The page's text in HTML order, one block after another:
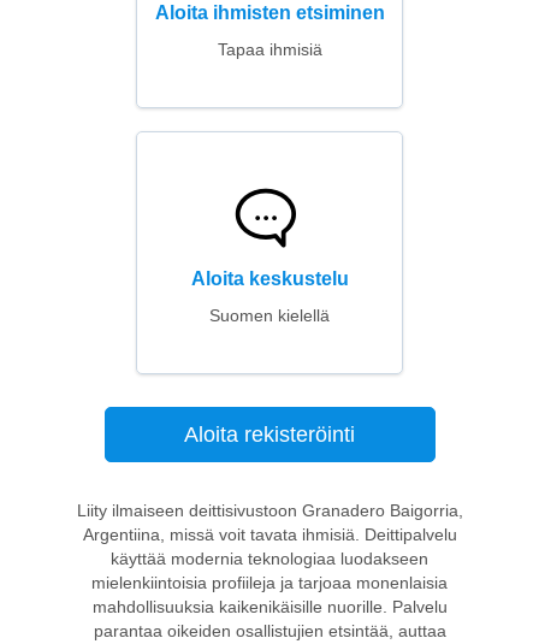
Aloita ihmisten etsiminen
Tapaa ihmisiä
Aloita keskustelu
Suomen kielellä
Aloita rekisteröinti
Liity ilmaiseen deittisivustoon Granadero Baigorria,
Argentiina, missä voit tavata ihmisiä. Deittipalvelu
käyttää modernia teknologiaa luodakseen
mielenkiintoisia profiileja ja tarjoaa monenlaisia
mahdollisuuksia kaikenikäisille nuorille. Palvelu
parantaa oikeiden osallistujien etsintää, auttaa